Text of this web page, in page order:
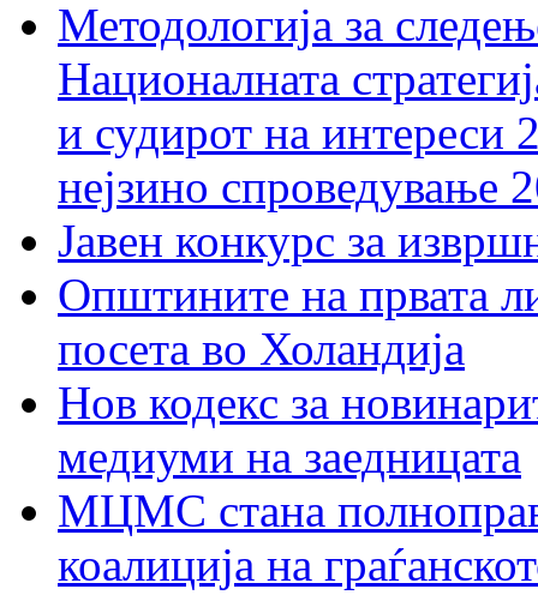
Методологија за
Националната
и судирот на интереси
нејзино спроведување
Јавен конкурс за
Општините на првата
посета во Холандија
Нов кодекс за
медиуми на заедницата
МЦМС стана
коалиција на